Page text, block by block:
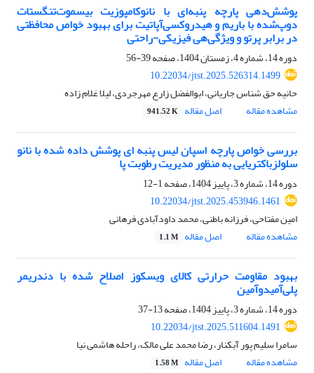
پوشش‌دهی پارچه پنبه‌ای با نانوکامپوزیت بیسموت‌تنگستات
دوپ‌شده با باریم و هیدروکسی‌آپاتیت برای بهبود خواص محافظتی
در برابر پرتو و ویژگی‌هی فیزیکی-راحتی
دوره 14، شماره 4، زمستان 1404، صفحه
39-56
10.22034/jtst.2025.526314.1499
حانیه حق شناس جاریانی، ابوالفضل زارع مهرجردی، لیلا غلام زاده
مشاهده مقاله
اصل مقاله 941.52 K
بررسی خواص پارچه اسپان لیس پنبه ای پوشش داده شده با نانو
سلولزباکتریایی به منظور مدیریت رطوبت پا
دوره 14، شماره 3، پاییز 1404، صفحه
1-12
10.22034/jtst.2025.453946.1461
امین مفتاحی، فرزانه باطنی، محمد داودآبادی فرهانی
مشاهده مقاله
اصل مقاله 1.1 M
بهبود مقاومت حرارتی کالای ویسکوز اصلاح شده با دندریمر
پلی‌آمیدوآمین
دوره 14، شماره 3، پاییز 1404، صفحه
13-37
10.22034/jtst.2025.511604.1491
سامرا سلیم پور آبکنار، رضا محمد علی مالک، راحله هاشمی نیا
مشاهده مقاله
اصل مقاله 1.58 M